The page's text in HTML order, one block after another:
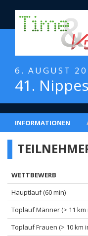
6. AUGUST
41.
INFORMATIONEN
WETTBEWERB
Hauptlauf (60 min)
Toplauf Männer (> 11 km
Toplauf Frauen (> 10 km